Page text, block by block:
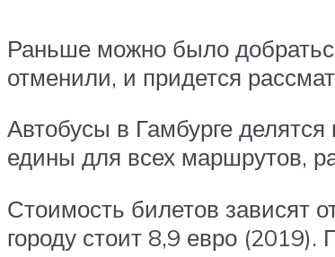
Раньше можно было
отменили, и придется
Автобусы в Гамбурге
едины для всех маршрутов,
Стоимость билетов зависят
городу стоит 8,9 евро (2019).